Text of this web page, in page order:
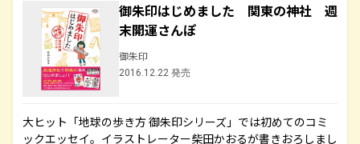
御朱印はじめました 関東の神社 週
末開運さんぽ
御朱印
2016.12.22 発売
大ヒット「地球の歩き方 御朱印シリーズ」では初めてのコミ
ックエッセイ。イラストレーター柴田かおるが書きおろしまし